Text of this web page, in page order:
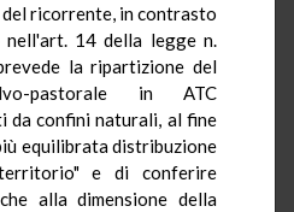
ricorrente, in contrasto
14 della legge n.
la ripartizione del
pastorale in ATC
da confini naturali, al fine
equilibrata distribuzione
e di conferire
alla dimensione della